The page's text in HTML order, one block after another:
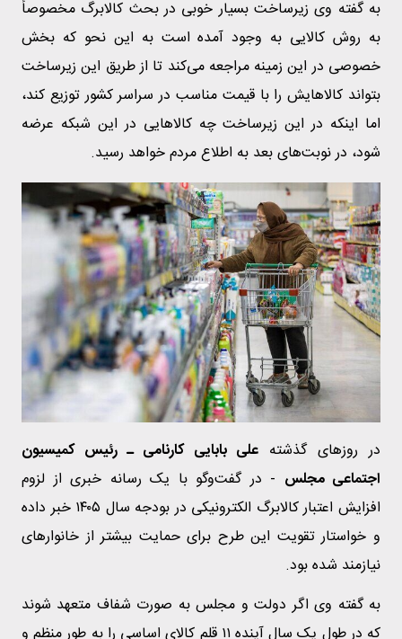
به گفته وی زیرساخت بسیار خوبی در بحث کالابرگ مخصوصاً
به روش کالایی به وجود آمده است به این نحو که بخش
خصوصی در این زمینه مراجعه می‌کند تا از طریق این زیرساخت
بتواند کالاهایش را با قیمت مناسب در سراسر کشور توزیع کند،
اما اینکه در این زیرساخت چه کالاهایی در این شبکه عرضه
شود، در نوبت‌های بعد به اطلاع مردم خواهد رسید.
در روزهای گذشته علی بابایی‌ کارنامی ـ رئیس کمیسیون
اجتماعی مجلس - در گفت‌وگو با یک رسانه خبری از لزوم
افزایش اعتبار کالابرگ الکترونیکی در بودجه سال ۱۴۰۵ خبر داده
و خواستار تقویت این طرح برای حمایت بیشتر از خانوارهای
نیازمند شده بود.
به گفته وی اگر دولت و مجلس به‌ صورت شفاف متعهد شوند
که در طول یک سال آینده ۱۱ قلم کالای اساسی را به‌ طور منظم و